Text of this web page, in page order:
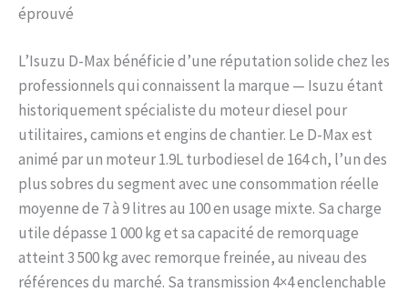
éprouvé
L’Isuzu D-Max bénéficie d’une réputation solide chez les
professionnels qui connaissent la marque — Isuzu étant
historiquement spécialiste du moteur diesel pour
utilitaires, camions et engins de chantier. Le D-Max est
animé par un moteur 1.9L turbodiesel de 164 ch, l’un des
plus sobres du segment avec une consommation réelle
moyenne de 7 à 9 litres au 100 en usage mixte. Sa charge
utile dépasse 1 000 kg et sa capacité de remorquage
atteint 3 500 kg avec remorque freinée, au niveau des
références du marché. Sa transmission 4×4 enclenchable